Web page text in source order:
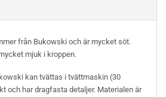
från Bukowski och är mycket söt.
mjuk i kroppen.
kan tvättas i tvättmaskin (30
och har dragfasta detaljer. Materialen är